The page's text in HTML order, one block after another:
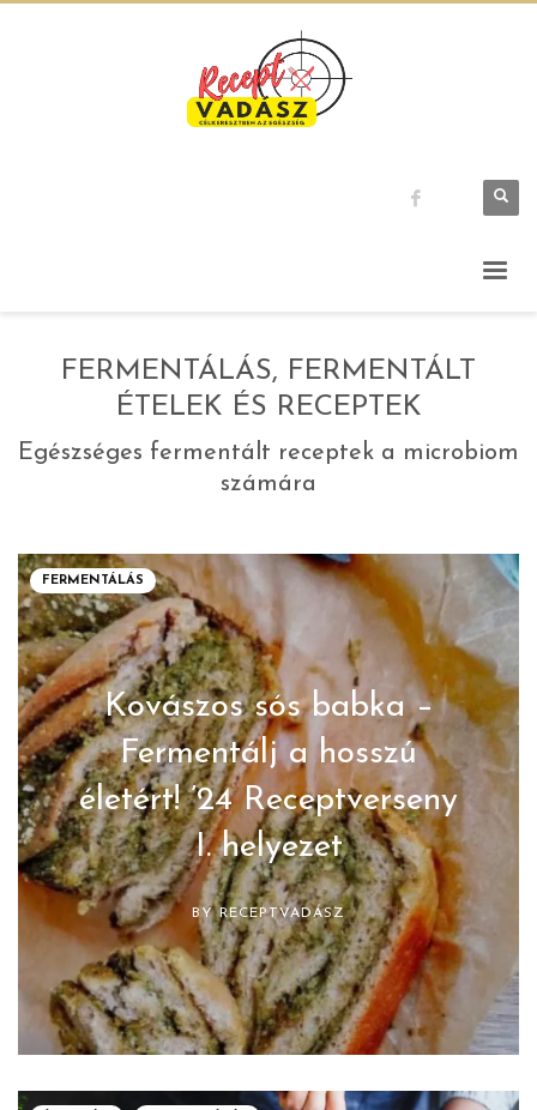
FERMENTÁLÁS, FERMENTÁLT
ÉTELEK ÉS RECEPTEK
Egészséges fermentált receptek a microbiom
számára
FERMENTÁLÁS
Kovászos sós babka –
Fermentálj a hosszú
életért! ’24 Receptverseny
I. helyezet
BY RECEPTVADÁSZ